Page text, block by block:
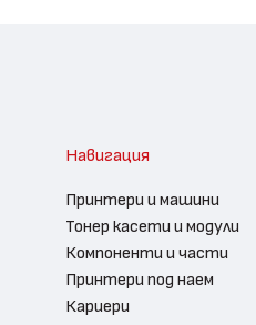
Навигация
Принтери и машини
Тонер касети и модули
Компоненти и части
Принтери под наем
Кариери